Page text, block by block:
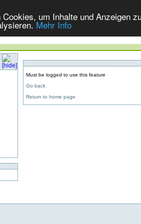
um Inhalte und Anzeigen
Mehr Info
Must be logged to use this feature
Go back
Return to home page